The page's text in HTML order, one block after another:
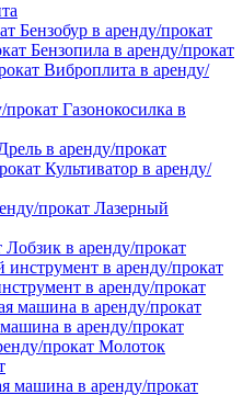
Бензобур в аренду/прокат
Бензопила в аренду/прокат
Виброплита в аренду/
Газонокосилка в
в аренду/прокат
Культиватор в аренду/
Лазерный
Лобзик в аренду/прокат
в аренду/прокат
в аренду/прокат
Молоток